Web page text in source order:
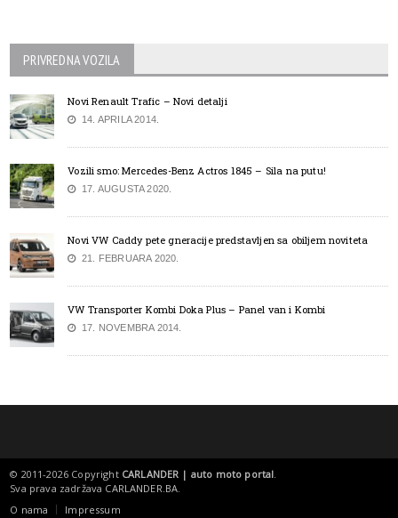
PRIVREDNA VOZILA
Novi Renault Trafic – Novi detalji
14. APRILA 2014.
Vozili smo: Mercedes-Benz Actros 1845 – Sila na putu!
17. AUGUSTA 2020.
Novi VW Caddy pete gneracije predstavljen sa obiljem noviteta
21. FEBRUARA 2020.
VW Transporter Kombi Doka Plus – Panel van i Kombi
17. NOVEMBRA 2014.
© 2011-2026 Copyright CARLANDER | auto moto portal
Sva prava zadržava CARLANDER.BA
O nama
Impressum